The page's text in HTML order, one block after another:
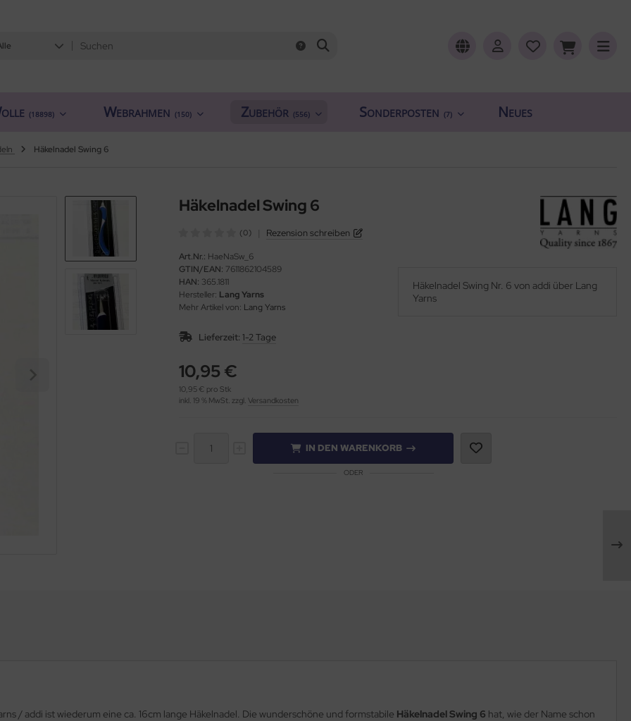
(18898) Webrahmen (150) Zubehör (556) Sonderposten (7) Neues
Häkelnadel Swing 6
Häkelnadel Swing 6
(0) Rezension schreiben
Art.Nr.: HaeNaSw_6
GTIN/EAN: 7611862104589
HAN: 365.1811
Hersteller: Lang Yarns
Mehr Artikel von: Lang Yarns
Lieferzeit: 1-2 Tage
10,95 €
10,95 € pro Stk
inkl. 19 % MwSt. zzgl. Versandkosten
Häkelnadel Swing Nr. 6 von addi über Lang
Yarns
IN DEN WARENKORB
ODER
/ addi ist wiederum eine ca. 16cm lange Häkelnadel. Die wunderschöne und formstabile Häkelnadel Swing 6 hat, wie der Name schon